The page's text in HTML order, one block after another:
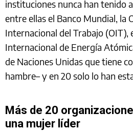
instituciones nunca han tenido
entre ellas el Banco Mundial, la
Internacional del Trabajo (OIT),
Internacional de Energía
de Naciones Unidas que tiene
hambre– y en 20 solo lo han
Más de 20
una mujer líder